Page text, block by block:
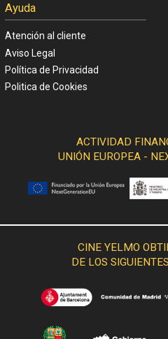
Ayuda
Atención al cliente
Aviso Legal
Política de Privacidad
Politica de Cookies
ACTIVIDAD
UNIÓN EUROPEA -
CINE YELMO
DE LOS